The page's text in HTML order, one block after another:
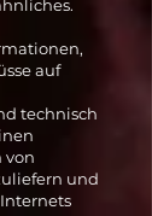
auf
technisch
von
und